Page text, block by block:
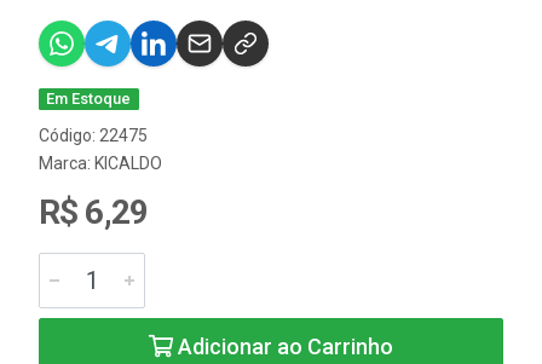
Em Estoque
Código: 22475
Marca: KICALDO
R$ 6,29
Adicionar ao Carrinho